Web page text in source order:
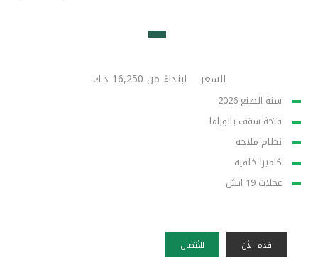
مملكة البحرينالسعر ابتداءً من 16,250 د.ك
سنة الصنع 2026
فتحة سقف بانوراما
نظام ملاحه
كاميرا خلفيه
عجلات 19 انش
قدم الأن للأتصال